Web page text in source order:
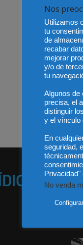
Nos
Utilizamos
tu
de
recabar
mejorar
y/o de
tu
Algunos de
precisa, el
distinguir
y el vínculo
En
seguridad,
Privacidad"
No venda
Configurar